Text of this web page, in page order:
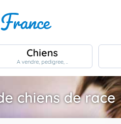
Chiens
A vendre, pedigree, ..
chiens de race